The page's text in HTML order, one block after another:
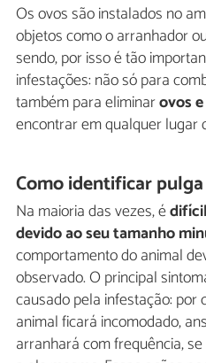
Os ovos são instalados no
objetos como o arranhador
sendo, por isso é tão
infestações: não só para
também para eliminarovos
encontrar em qualquer lugar
Como identificar
Na maioria das vezes, é
devido ao seu tamanho
comportamento do animal
observado. O principal
causado pela infestação: por
animal ficará incomodado,
arranhará com frequência,